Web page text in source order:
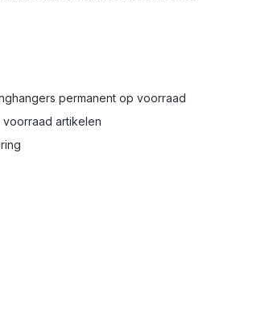
permanent op voorraad
voorraad artikelen